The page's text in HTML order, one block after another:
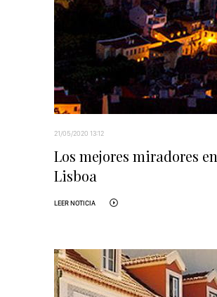
21/05/2020 13:12
Los mejores miradores en
Lisboa
LEER NOTICIA